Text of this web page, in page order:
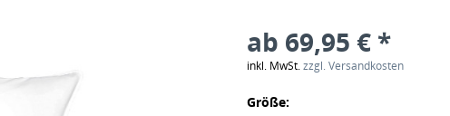
ab 69,95 € *
inkl. MwSt.zzgl. Versandkosten
Größe: